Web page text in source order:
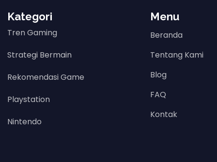
Kategori
Tren Gaming
Strategi Bermain
Rekomendasi Game
Playstation
Nintendo
Menu
Beranda
Tentang Kami
Blog
FAQ
Kontak